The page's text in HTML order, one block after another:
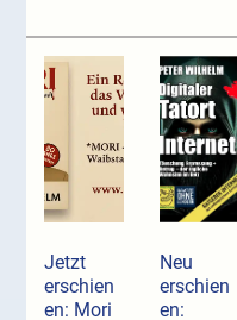
Jetzt
erschien
en: Mori
Neu
erschien
en: